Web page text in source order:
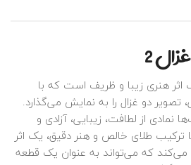
2
طلاکوب دو غزال 2 یک اثر هنری زیبا و ظریف است که با
تصویر دو غزال را به نمایش می‌گذارد.
نمادی از لطافت، زیبایی، آزادی و
ترکیب طلای خالص و هنر دقیق، یک اثر
می‌کند که می‌تواند به عنوان یک قطعه